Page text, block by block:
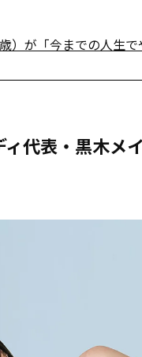
）が「今までの人生
ィ代表・黒木